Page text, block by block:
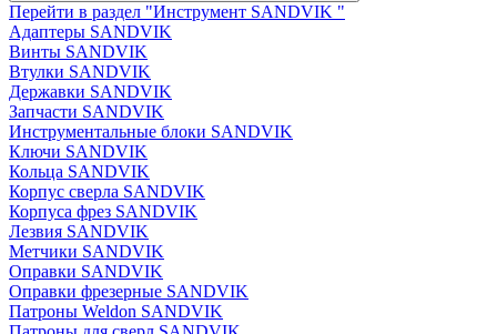
Перейти в раздел "Инструмент SANDVIK "
Адаптеры SANDVIK
Винты SANDVIK
Втулки SANDVIK
Державки SANDVIK
Запчасти SANDVIK
Инструментальные блоки SANDVIK
Ключи SANDVIK
Кольца SANDVIK
Корпус сверла SANDVIK
Корпуса фрез SANDVIK
Лезвия SANDVIK
Метчики SANDVIK
Оправки SANDVIK
Оправки фрезерные SANDVIK
Патроны Weldon SANDVIK